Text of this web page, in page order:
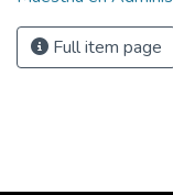
Full item page